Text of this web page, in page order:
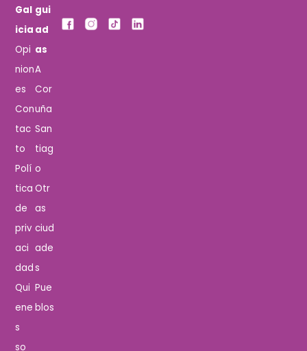
Gal
icia
Opi
nion
es
Con
tac
to
Polí
tica
de
priv
aci
dad
Qui
ene
s
so
gui
ad
as
A
Cor
uña
San
tiag
o
Otr
as
ciud
ade
s
Pue
blos